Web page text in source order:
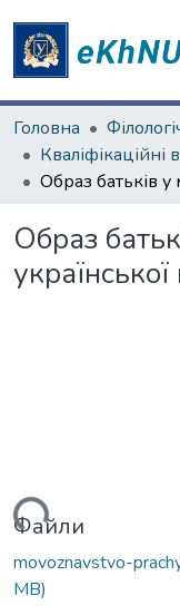
Головна
Образ
Файли
movoznavstvo-
MB)